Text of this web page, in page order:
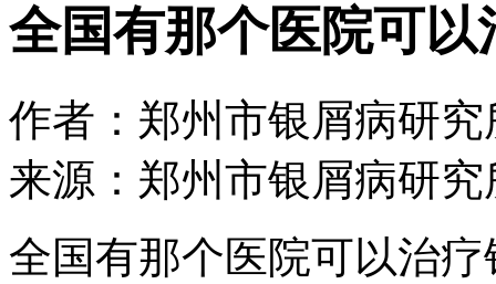
全国有那个医院可以
作者：郑州市银屑病研究
来源：郑州市银屑病研究
全国有那个医院可以治